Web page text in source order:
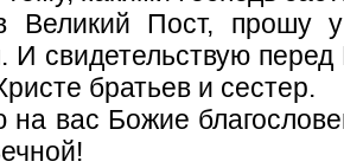
Великий Пост, прошу
И свидетельствую
братьев и сестер.
вас Божие